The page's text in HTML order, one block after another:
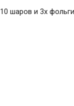
шаров и 3х